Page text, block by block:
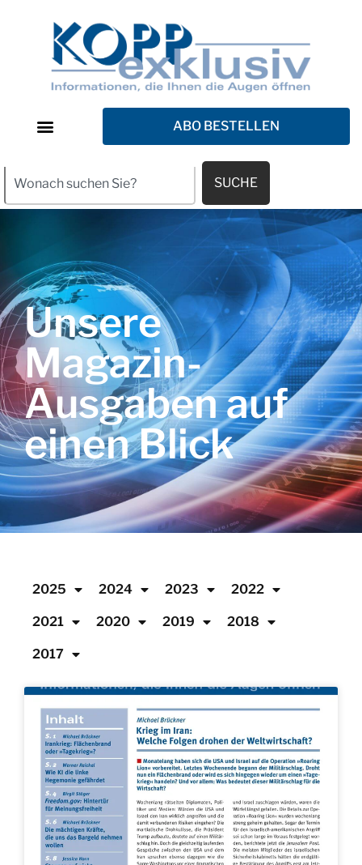
ABO BESTELLEN
SUCHE
Unsere
Magazin-
Ausgaben auf
einen Blick
2025 2024 2023 2022
2021 2020 2019 2018
2017